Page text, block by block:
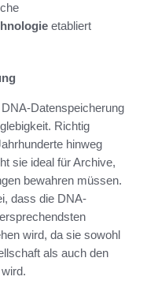
etabliert
Datenspeicherung
Richtig
hinweg
sie ideal für Archive,
bewahren müssen.
dass die DNA-
wird, da sie sowohl
als auch den